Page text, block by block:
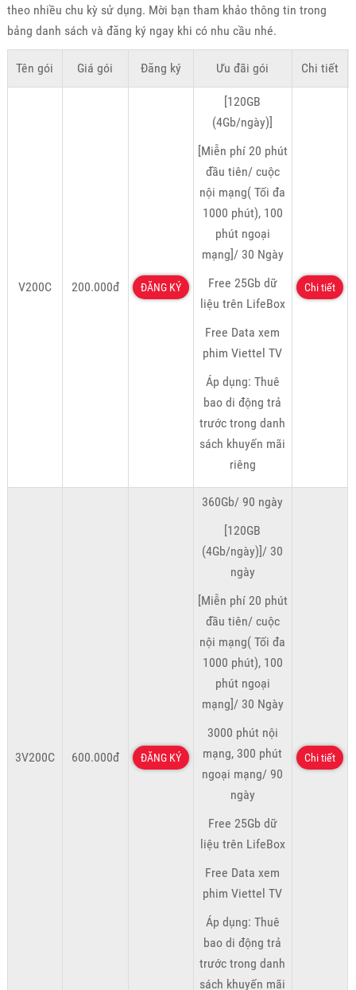
theo nhiều chu kỳ sử dụng. Mời bạn tham khảo thông tin trong
bảng danh sách và đăng ký ngay khi có nhu cầu nhé.
Tên gói Giá gói Đăng ký Ưu đãi gói Chi tiết
V200C 200.000đ ĐĂNG KÝ
[120GB
(4Gb/ngày)]
[Miễn phí 20 phút
đầu tiên/ cuộc
nội mạng( Tối đa
1000 phút), 100
phút ngoại
mạng]/ 30 Ngày
Free 25Gb dữ
liệu trên LifeBox
Free Data xem
phim Viettel TV
Áp dụng: Thuê
bao di động trả
trước trong danh
sách khuyến mãi
riêng
Chi tiết
3V200C 600.000đ ĐĂNG KÝ
360Gb/ 90 ngày
[120GB
(4Gb/ngày)]/ 30
ngày
[Miễn phí 20 phút
đầu tiên/ cuộc
nội mạng( Tối đa
1000 phút), 100
phút ngoại
mạng]/ 30 Ngày
3000 phút nội
mạng, 300 phút
ngoại mạng/ 90
ngày
Free 25Gb dữ
liệu trên LifeBox
Free Data xem
phim Viettel TV
Áp dụng: Thuê
bao di động trả
trước trong danh
sách khuyến mãi
Chi tiết